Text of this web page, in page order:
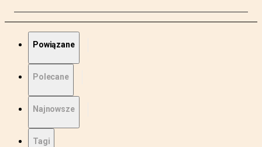
Powiązane
Polecane
Najnowsze
Tagi